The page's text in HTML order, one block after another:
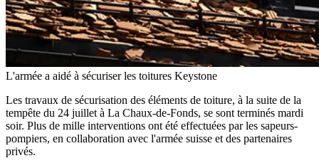
L'armée a aidé à sécuriser les toitures Keystone
Les travaux de sécurisation des éléments de toiture, à la suite de la
tempête du 24 juillet à La Chaux-de-Fonds, se sont terminés mardi
soir. Plus de mille interventions ont été effectuées par les sapeurs-
pompiers, en collaboration avec l'armée suisse et des partenaires
privés.